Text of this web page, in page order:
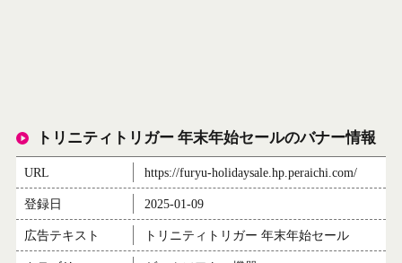
トリニティトリガー 年末年始セールのバナー情報
URL https://furyu-holidaysale.hp.peraichi.com/
登録日 2025-01-09
広告テキスト トリニティトリガー 年末年始セール